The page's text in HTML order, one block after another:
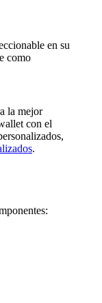
en su
como
la mejor
con el
.